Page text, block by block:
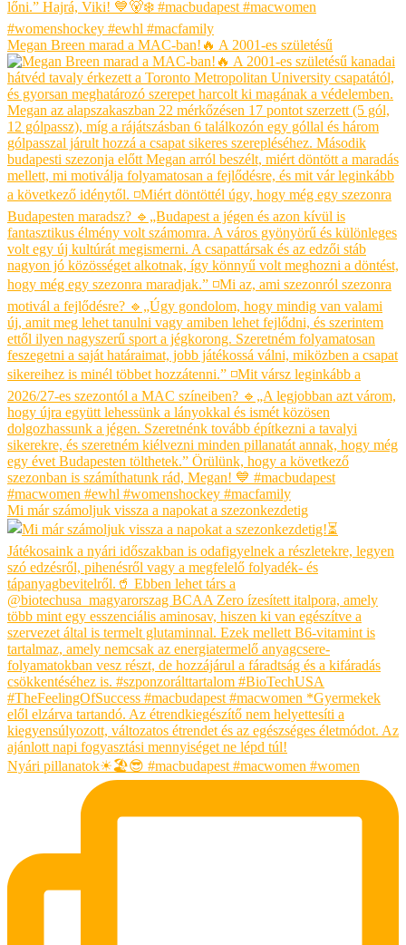
Megan Breen marad a MAC-ban!🔥 A 2001-es születésű
Mi már számoljuk vissza a napokat a szezonkezdetig
Nyári pillanatok☀🏖😎 #macbudapest #macwomen #women